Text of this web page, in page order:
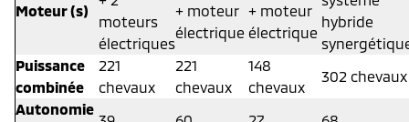
Moteur (s)
moteurs
électriques
+ moteur
électrique
+ moteur
électrique
hybride
Puissance
combinée
221
chevaux
221
chevaux
148
chevaux
302 chevaux
Autonomie